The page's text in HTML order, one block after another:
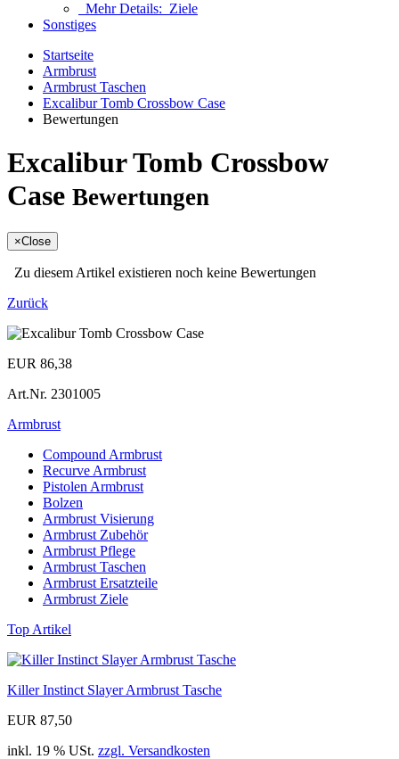
Mehr Details: Ziele
Sonstiges
Startseite
Armbrust
Armbrust Taschen
Excalibur Tomb Crossbow Case
Bewertungen
Excalibur Tomb Crossbow
Case Bewertungen
×Close
Zu diesem Artikel existieren noch keine Bewertungen
Zurück
EUR 86,38
Art.Nr. 2301005
Armbrust
Compound Armbrust
Recurve Armbrust
Pistolen Armbrust
Bolzen
Armbrust Visierung
Armbrust Zubehör
Armbrust Pflege
Armbrust Taschen
Armbrust Ersatzteile
Armbrust Ziele
Top Artikel
Killer Instinct Slayer Armbrust Tasche
EUR 87,50
inkl. 19 % USt. zzgl. Versandkosten